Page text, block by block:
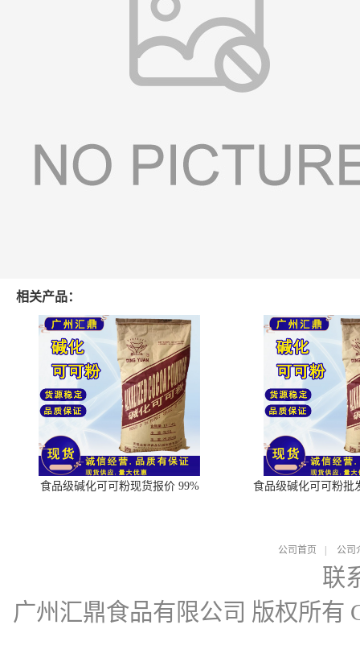
相关产品：
食品级碱化可可粉现货报价 99% 食品级碱化可可粉批
公司首页 公司
联
广州汇鼎食品有限公司 版权所有